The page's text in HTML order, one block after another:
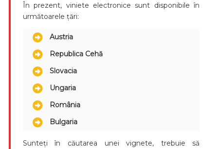
În prezent, viniete electronice sunt disponibile în
următoarele țări:
Austria
Republica Cehă
Slovacia
Ungaria
România
Bulgaria
Sunteți în căutarea unei vignete, trebuie să